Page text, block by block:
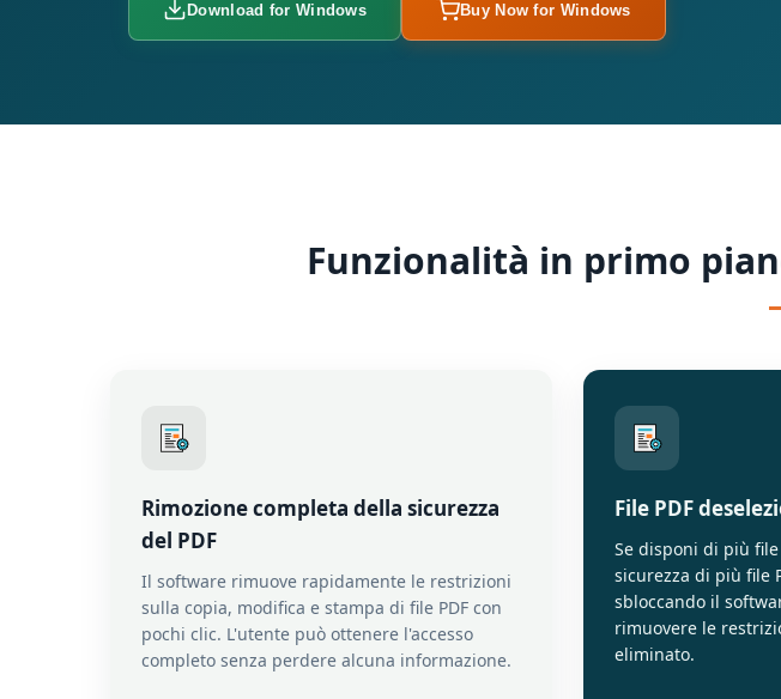
Download for Windows Buy Now for Windows
Funzionalità in primo
Rimozione completa della sicurezza
del PDF
Il software rimuove rapidamente le restrizioni
sulla copia, modifica e stampa di file PDF con
pochi clic. L'utente può ottenere l'accesso
completo senza perdere alcuna informazione.
File PDF
Se disponi di più
sicurezza di più file
sbloccando il
rimuovere le
eliminato.